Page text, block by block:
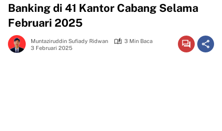
Banking di 41 Kantor Cabang Selama
Februari 2025
Muntaziruddin Sufiady Ridwan
3 Min Baca
3 Februari 2025